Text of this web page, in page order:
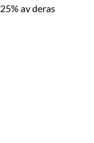
av deras